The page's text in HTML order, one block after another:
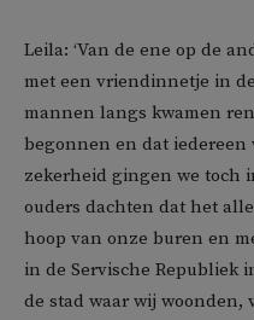
Leila: ‘Van de ene op de
met een vriendinnetje in
mannen langs kwamen
begonnen en dat iedereen
zekerheid gingen we toch
ouders dachten dat het
hoop van onze buren en
in de Servische Republiek
de stad waar wij woonden,